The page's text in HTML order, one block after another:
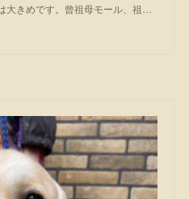
大きめです。曾祖母モール、祖…